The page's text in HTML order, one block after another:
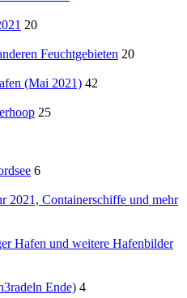
20
Feuchtgebieten 20
(Mai 2021) 42
25
6
2021, Containerschiffe und mehr
Hafen und weitere Hafenbilder
Ende) 4